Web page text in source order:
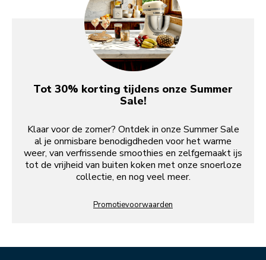
Tot 30% korting tijdens onze Summer
Sale!
Klaar voor de zomer? Ontdek in onze Summer Sale
al je onmisbare benodigdheden voor het warme
weer, van verfrissende smoothies en zelfgemaakt ijs
tot de vrijheid van buiten koken met onze snoerloze
collectie, en nog veel meer.
Promotievoorwaarden